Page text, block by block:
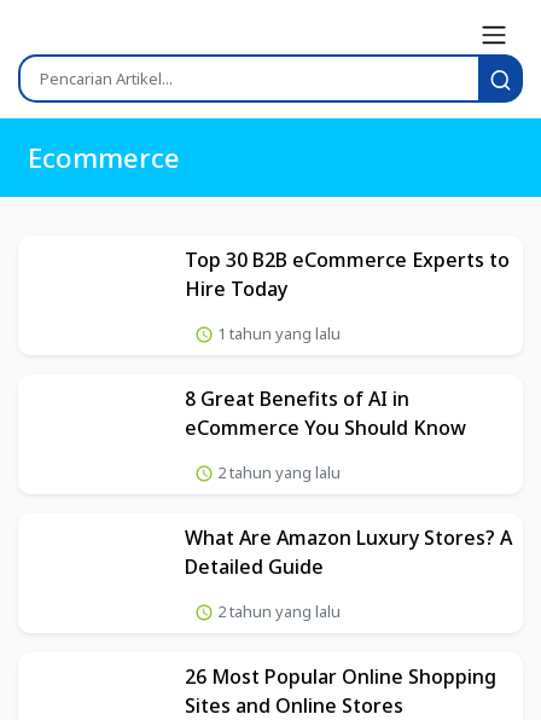
Ecommerce
Top 30 B2B eCommerce Experts to
Hire Today
1 tahun yang lalu
8 Great Benefits of AI in
eCommerce You Should Know
2 tahun yang lalu
What Are Amazon Luxury Stores? A
Detailed Guide
2 tahun yang lalu
26 Most Popular Online Shopping
Sites and Online Stores